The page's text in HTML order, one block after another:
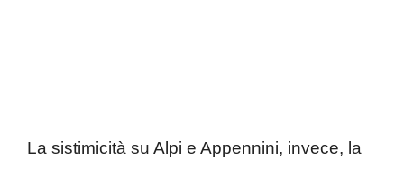
La sistimicità su Alpi e Appennini, invece, la